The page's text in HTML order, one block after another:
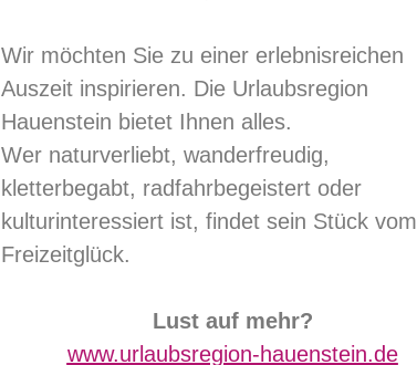
Wir möchten Sie zu einer erlebnisreichen
Auszeit inspirieren. Die Urlaubsregion
Hauenstein bietet Ihnen alles.
Wer naturverliebt, wanderfreudig,
kletterbegabt, radfahrbegeistert oder
kulturinteressiert ist, findet sein Stück vom
Freizeitglück.
Lust auf mehr?
www.urlaubsregion-hauenstein.de